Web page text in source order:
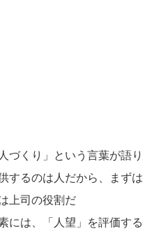
くり」という言葉が語
するのは人だから、まず
上司の役割だ
は、「人望」を評価す